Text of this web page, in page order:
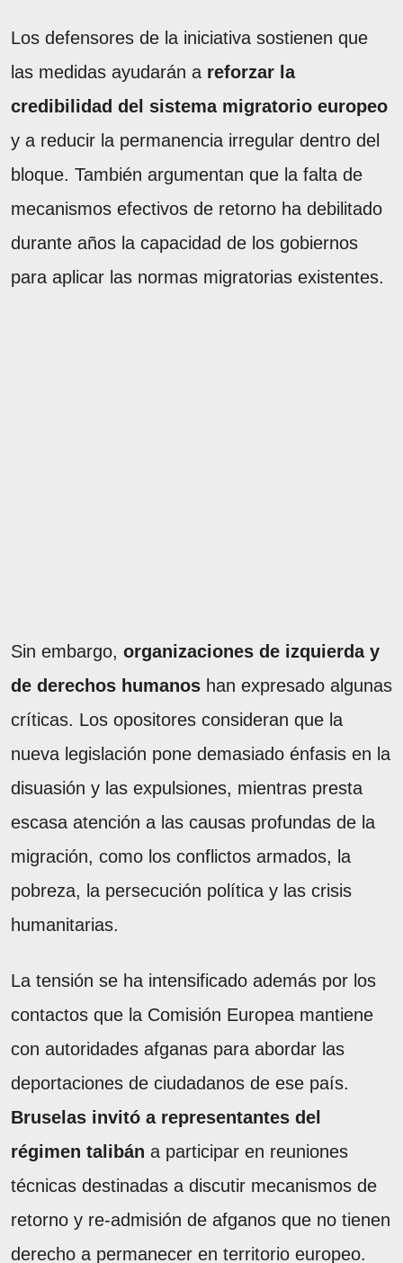
Los defensores de la iniciativa sostienen que
las medidas ayudarán a reforzar la
credibilidad del sistema migratorio europeo
y a reducir la permanencia irregular dentro del
bloque. También argumentan que la falta de
mecanismos efectivos de retorno ha debilitado
durante años la capacidad de los gobiernos
para aplicar las normas migratorias existentes.
Sin embargo, organizaciones de izquierda y
de derechos humanos han expresado algunas
críticas. Los opositores consideran que la
nueva legislación pone demasiado énfasis en la
disuasión y las expulsiones, mientras presta
escasa atención a las causas profundas de la
migración, como los conflictos armados, la
pobreza, la persecución política y las crisis
humanitarias.
La tensión se ha intensificado además por los
contactos que la Comisión Europea mantiene
con autoridades afganas para abordar las
deportaciones de ciudadanos de ese país.
Bruselas invitó a representantes del
régimen talibán a participar en reuniones
técnicas destinadas a discutir mecanismos de
retorno y re-admisión de afganos que no tienen
derecho a permanecer en territorio europeo.